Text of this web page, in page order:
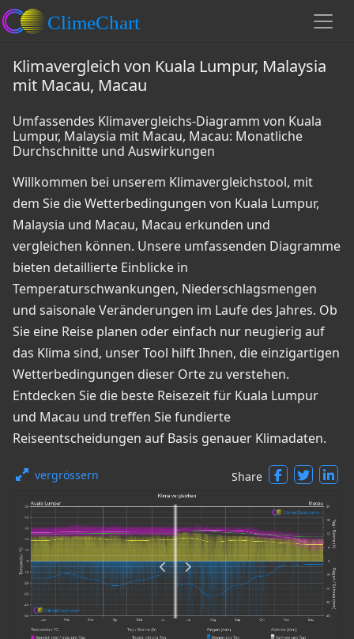
Klimavergleich von Kuala Lumpur, Malaysia
mit Macau, Macau
Umfassendes Klimavergleichs-Diagramm von Kuala
Lumpur, Malaysia mit Macau, Macau: Monatliche
Durchschnitte und Auswirkungen
Willkommen bei unserem Klimavergleichstool, mit
dem Sie die Wetterbedingungen von Kuala Lumpur,
Malaysia und Macau, Macau erkunden und
vergleichen können. Unsere umfassenden Diagramme
bieten detaillierte Einblicke in
Temperaturschwankungen, Niederschlagsmengen
und saisonale Veränderungen im Laufe des Jahres. Ob
Sie eine Reise planen oder einfach nur neugierig auf
das Klima sind, unser Tool hilft Ihnen, die einzigartigen
Wetterbedingungen dieser Orte zu verstehen.
Entdecken Sie die beste Reisezeit für Kuala Lumpur
und Macau und treffen Sie fundierte
Reiseentscheidungen auf Basis genauer Klimadaten.
vergrössern Share